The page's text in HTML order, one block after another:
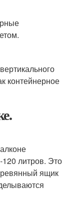
контейнерное
120 литров. Это
ящик